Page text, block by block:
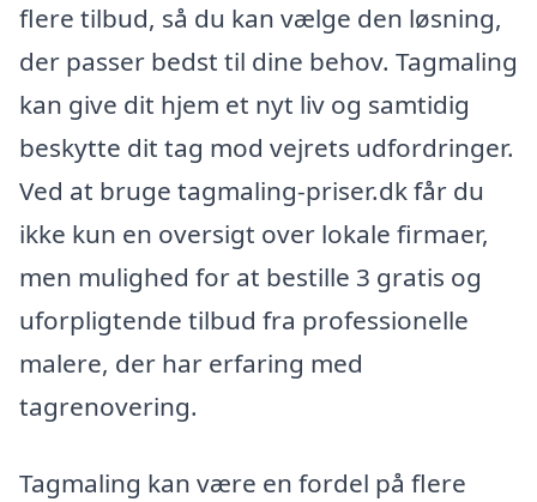
flere tilbud, så du kan vælge den løsning,
der passer bedst til dine behov. Tagmaling
kan give dit hjem et nyt liv og samtidig
beskytte dit tag mod vejrets udfordringer.
Ved at bruge tagmaling-priser.dk får du
ikke kun en oversigt over lokale firmaer,
men mulighed for at bestille 3 gratis og
uforpligtende tilbud fra professionelle
malere, der har erfaring med
tagrenovering.
Tagmaling kan være en fordel på flere